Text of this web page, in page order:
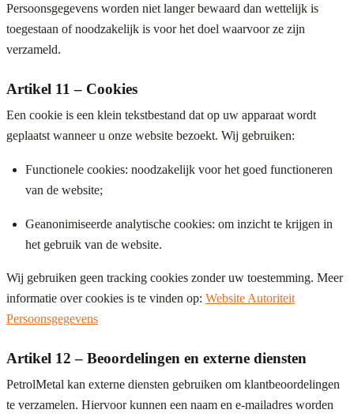
Persoonsgegevens worden niet langer bewaard dan wettelijk is
toegestaan of noodzakelijk is voor het doel waarvoor ze zijn
verzameld.
Artikel 11 – Cookies
Een cookie is een klein tekstbestand dat op uw apparaat wordt
geplaatst wanneer u onze website bezoekt. Wij gebruiken:
Functionele cookies: noodzakelijk voor het goed functioneren
van de website;
Geanonimiseerde analytische cookies: om inzicht te krijgen in
het gebruik van de website.
Wij gebruiken geen tracking cookies zonder uw toestemming. Meer
informatie over cookies is te vinden op: Website Autoriteit
Persoonsgegevens
Artikel 12 – Beoordelingen en externe diensten
PetrolMetal kan externe diensten gebruiken om klantbeoordelingen
te verzamelen. Hiervoor kunnen een naam en e-mailadres worden